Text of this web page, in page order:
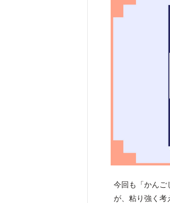
今回も「かんご
が、粘り強く考